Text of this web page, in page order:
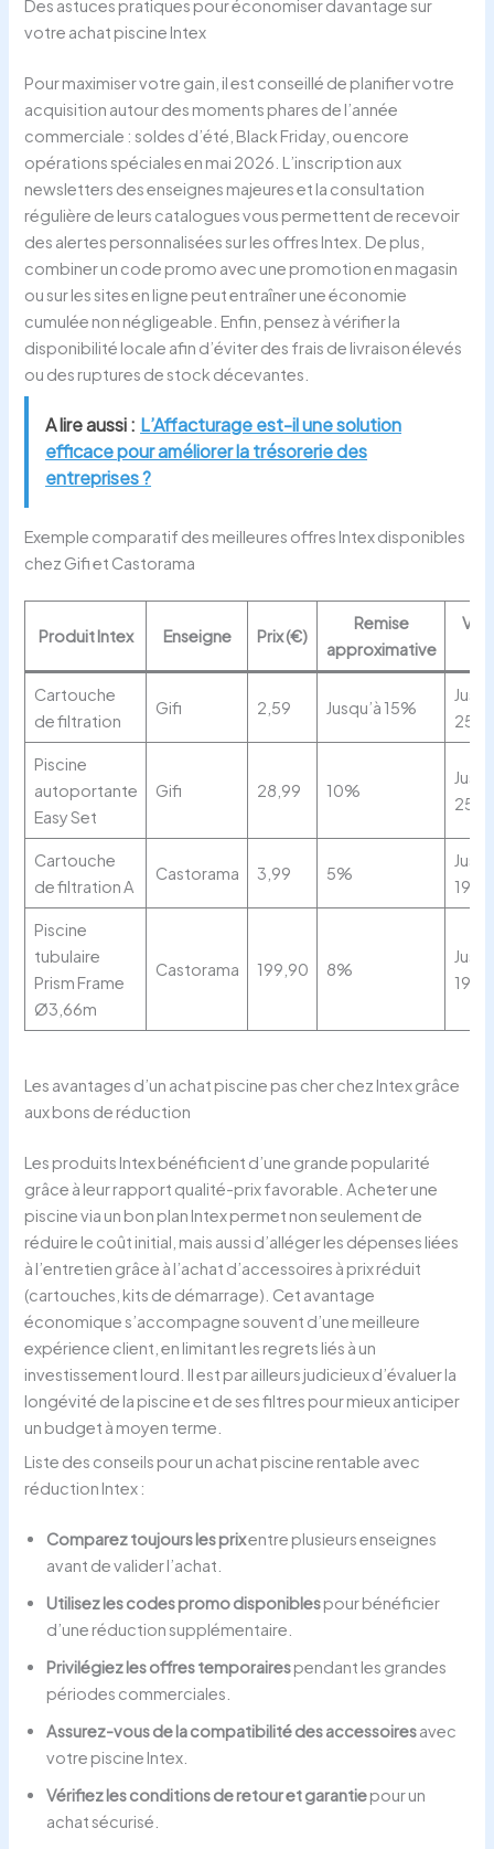
Des astuces pratiques pour économiser davantage sur
votre achat piscine Intex
Pour maximiser votre gain, il est conseillé de planifier votre
acquisition autour des moments phares de l’année
commerciale : soldes d’été, Black Friday, ou encore
opérations spéciales en mai 2026. L’inscription aux
newsletters des enseignes majeures et la consultation
régulière de leurs catalogues vous permettent de recevoir
des alertes personnalisées sur les offres Intex. De plus,
combiner un code promo avec une promotion en magasin
ou sur les sites en ligne peut entraîner une économie
cumulée non négligeable. Enfin, pensez à vérifier la
disponibilité locale afin d’éviter des frais de livraison élevés
ou des ruptures de stock décevantes.
A lire aussi : L’Affacturage est-il une solution
efficace pour améliorer la trésorerie des
entreprises ?
Exemple comparatif des meilleures offres Intex disponibles
chez Gifi et Castorama
Produit Intex Enseigne Prix (€)
Remise
approximative
Cartouche
de filtration
Gifi 2,59 Jusqu’à 15%
25/
Piscine
autoportante
Easy Set
Gifi 28,99 10%
25/
Cartouche
de filtration A
Castorama 3,99 5%
19/
Piscine
tubulaire
Prism Frame
Ø3,66m
Castorama 199,90 8%
19/
Les avantages d’un achat piscine pas cher chez Intex grâce
aux bons de réduction
Les produits Intex bénéficient d’une grande popularité
grâce à leur rapport qualité-prix favorable. Acheter une
piscine via un bon plan Intex permet non seulement de
réduire le coût initial, mais aussi d’alléger les dépenses liées
à l’entretien grâce à l’achat d’accessoires à prix réduit
(cartouches, kits de démarrage). Cet avantage
économique s’accompagne souvent d’une meilleure
expérience client, en limitant les regrets liés à un
investissement lourd. Il est par ailleurs judicieux d’évaluer la
longévité de la piscine et de ses filtres pour mieux anticiper
un budget à moyen terme.
Liste des conseils pour un achat piscine rentable avec
réduction Intex :
Comparez toujours les prixentre plusieurs enseignes
avant de valider l’achat.
Utilisez les codes promo disponiblespour bénéficier
d’une réduction supplémentaire.
Privilégiez les offres temporairespendant les grandes
périodes commerciales.
Assurez-vous de la compatibilité des accessoiresavec
votre piscine Intex.
Vérifiez les conditions de retour et garantiepour un
achat sécurisé.